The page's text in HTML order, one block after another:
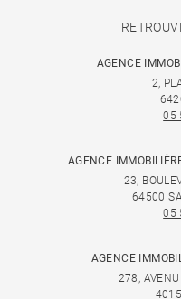
AGENCE
2,
05
AGENCE
23,
64500
05
AGENCE
278,